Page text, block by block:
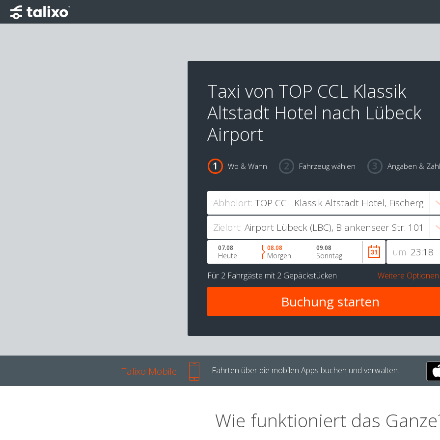
Taxi von TOP CCL Klassik
Altstadt Hotel nach Lübeck
Airport
Wo & Wann Fahrzeug wählen Angaben &
Abholort:
Zielort:
um
07.08
Heute
08.08
Morgen
09.08
Sonntag
Für 2 Fahrgäste mit 2 Gepäckstücken Weitere Optionen
Talixo Mobile Fahrten über die mobilen Apps buchen und verwalten.
Wie funktioniert das